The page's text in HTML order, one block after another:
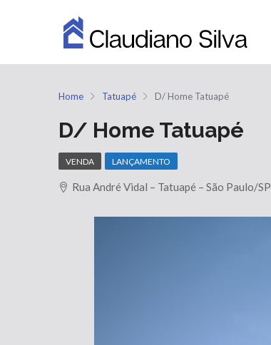
Home Tatuapé D/ Home Tatuapé
D/ Home Tatuapé
VENDA LANÇAMENTO
Rua André Vidal – Tatuapé – São Paulo/SP